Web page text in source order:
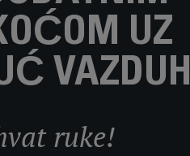
UZ
VAZDUH
ruke!